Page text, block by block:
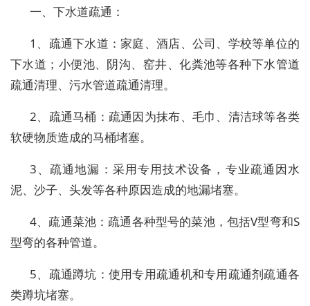
一、下水道疏通：
1、疏通下水道：家庭、酒店、公司、学校等单位的
下水道；小便池、阴沟、窑井、化粪池等各种下水管道
疏通清理、污水管道疏通清理。
2、疏通马桶：疏通因为抹布、毛巾、清洁球等各类
软硬物质造成的马桶堵塞。
3、疏通地漏：采用专用技术设备，专业疏通因水
泥、沙子、头发等各种原因造成的地漏堵塞。
4、疏通菜池：疏通各种型号的菜池，包括V型弯和S
型弯的各种管道。
5、疏通蹲坑：使用专用疏通机和专用疏通剂疏通各
类蹲坑堵塞。